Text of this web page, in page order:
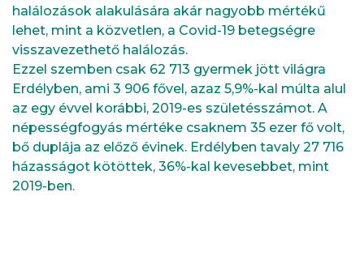
halálozások alakulására akár nagyobb mértékű
lehet, mint a közvetlen, a Covid-19 betegségre
visszavezethető halálozás.
Ezzel szemben csak 62 713 gyermek jött világra
Erdélyben, ami 3 906 fővel, azaz 5,9%-kal múlta alul
az egy évvel korábbi, 2019-es születésszámot. A
népességfogyás mértéke csaknem 35 ezer fő volt,
bő duplája az előző évinek. Erdélyben tavaly 27 716
házasságot kötöttek, 36%-kal kevesebbet, mint
2019-ben.